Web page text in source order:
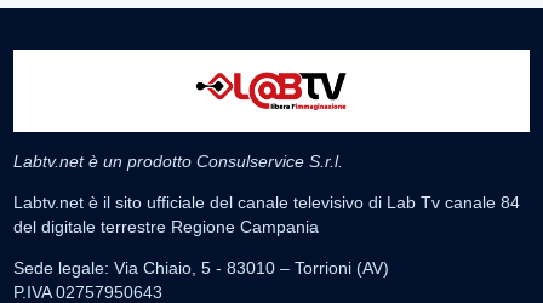
Labtv.net è un prodotto Consulservice S.r.l.
Labtv.net è il sito ufficiale del canale televisivo di Lab Tv canale 84
del digitale terrestre Regione Campania
Sede legale: Via Chiaio, 5 - 83010 – Torrioni (AV)
P.IVA 02757950643